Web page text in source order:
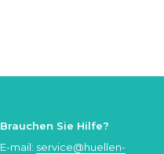
Brauchen Sie Hilfe?
E-mail: service@huellen-